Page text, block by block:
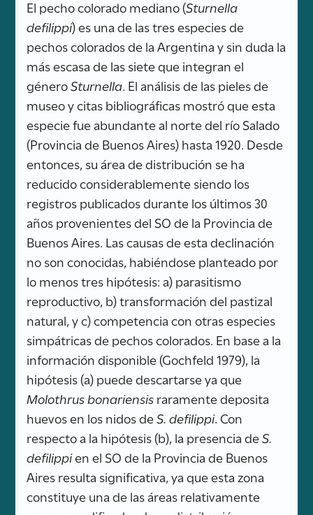
El pecho colorado mediano (Sturnella
defilippi) es una de las tres especies de
pechos colorados de la Argentina y sin duda la
más escasa de las siete que integran el
géneroSturnella. El análisis de las pieles de
museo y citas bibliográficas mostró que esta
especie fue abundante al norte del río Salado
(Provincia de Buenos Aires) hasta 1920. Desde
entonces, su área de distribución se ha
reducido considerablemente siendo los
registros publicados durante los últimos 30
años provenientes del SO de la Provincia de
Buenos Aires. Las causas de esta declinación
no son conocidas, habiéndose planteado por
lo menos tres hipótesis: a) parasitismo
reproductivo, b) transformación del pastizal
natural, y c) competencia con otras especies
simpátricas de pechos colorados. En base a la
información disponible (Gochfeld 1979), la
hipótesis (a) puede descartarse ya que
Molothrus bonariensisraramente deposita
huevos en los nidos deS. defilippi. Con
respecto a la hipótesis (b), la presencia deS.
defilippien el SO de la Provincia de Buenos
Aires resulta significativa, ya que esta zona
constituye una de las áreas relativamente